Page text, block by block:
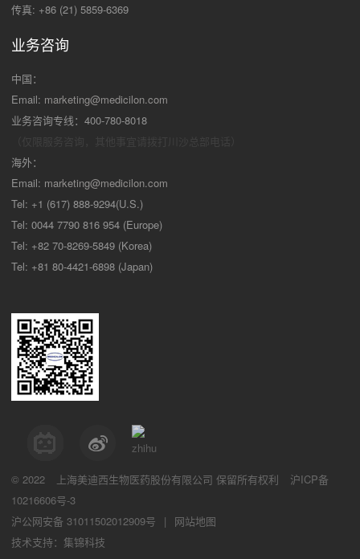
传真: +86 (21) 5859-6369
业务咨询
中国：
Email: marketing@medicilon.com
业务咨询专线：400-780-8018
海外：
Email: marketing@medicilon.com
Tel: +1 (617) 888-9294(U.S.)
Tel: 0044 7790 816 954 (Europe)
Tel: +82 70-8269-5849 (Korea)
Tel: +81 80-4421-6898 (Japan)
© 2022 上海美迪西生物医药股份有限公司 保留所有权利
沪ICP备
10216606号-3
沪公网安备 31011502012909号
|
网站地图
技术支持：集锦科技